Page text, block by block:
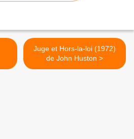
Juge et Hors-la-loi (1972)
de John Huston >